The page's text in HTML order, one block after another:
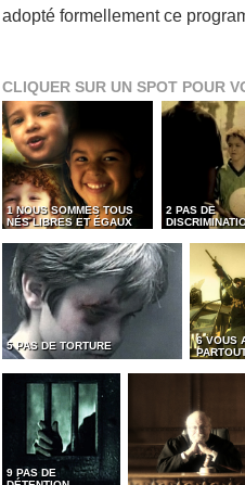
adopté formellement ce
CLIQUER SUR UN SPOT POUR
1 NOUS SOMMES TOUS
NÉS LIBRES ET ÉGAUX
2 PAS DE
5 PAS DE TORTURE
6 VOUS
9 PAS DE